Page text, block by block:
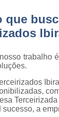
trabalho
a